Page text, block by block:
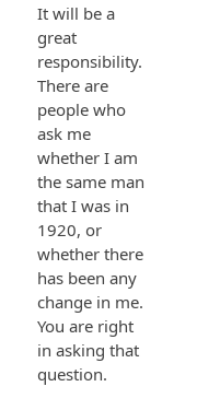
It will be a
great
responsibility.
There are
people who
ask me
whether I am
the same man
that I was in
1920, or
whether there
has been any
change in me.
You are right
in asking that
question.